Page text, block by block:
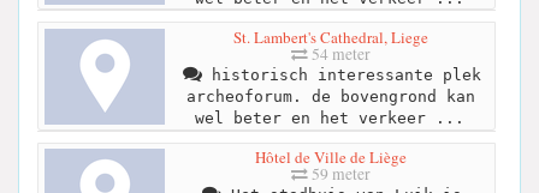
St. Lambert's Cathedral, Liege
54 meter
historisch interessante plek
archeoforum. de bovengrond kan
wel beter en het verkeer ...
Hôtel de Ville de Liège
59 meter